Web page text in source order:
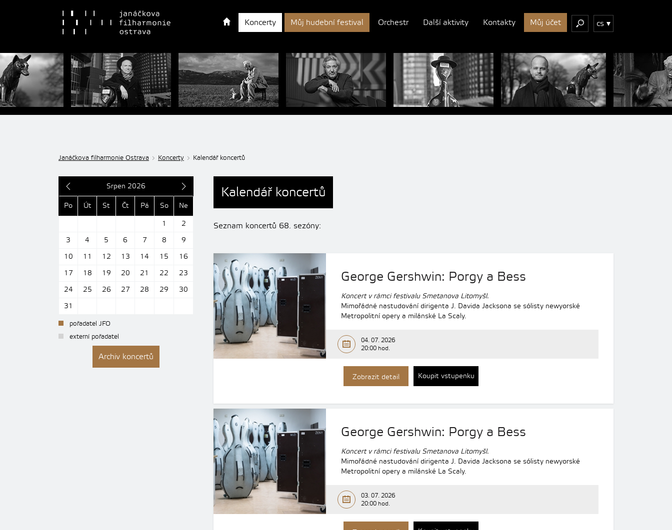
Koncerty Můj hudební festival Orchestr Další aktivity Kontakty Můj účet cs
Janáčkova filharmonie Ostrava Koncerty Kalendář koncertů
Srpen 2026
Po Út St Čt Pá So
Ne
1
2
3
4 5 6 7 8
9
10
11 12 13 14 15
16
17
18 19 20 21 22
23
24
25 26 27 28 29
30
31
pořadatel JFO
externí pořadatel
Archiv koncertů
Kalendář koncertů
Seznam koncertů 68. sezóny:
George Gershwin: Porgy a Bess
Koncert v rámci festivalu Smetanova Litomyšl.
Mimořádné nastudování dirigenta J. Davida Jacksona se sólisty newyorské
Metropolitní opery a milánské La Scaly.
04. 07. 2026
20:00 hod.
Zobrazit detail Koupit vstupenku
George Gershwin: Porgy a Bess
Koncert v rámci festivalu Smetanova Litomyšl.
Mimořádné nastudování dirigenta J. Davida Jacksona se sólisty newyorské
Metropolitní opery a milánské La Scaly.
03. 07. 2026
20:00 hod.